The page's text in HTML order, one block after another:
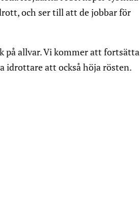
och ser till att de jobbar för
på allvar. Vi kommer att fortsätta
idrottare att också höja rösten.